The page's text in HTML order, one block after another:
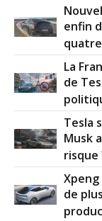
enfin
La
de
Tesla
Musk
risque
Xpeng
de